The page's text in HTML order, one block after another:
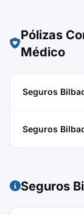
Pólizas
Médico
Seguros
Seguros
Seguros